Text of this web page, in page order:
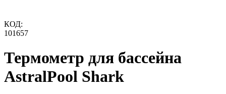
КОД:
101657
Термометр для бассейна
AstralPool Shark